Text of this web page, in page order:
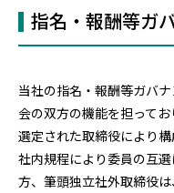
指名・報酬等ガ
当社の指名・報酬等ガバ
会の双方の機能を担って
選定された取締役により構
社内規程により委員の互
方、筆頭独立社外取締役